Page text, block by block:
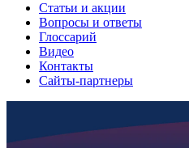
Cтатьи и акции
Вопросы и ответы
Глоссарий
Видео
Контакты
Сайты-партнеры